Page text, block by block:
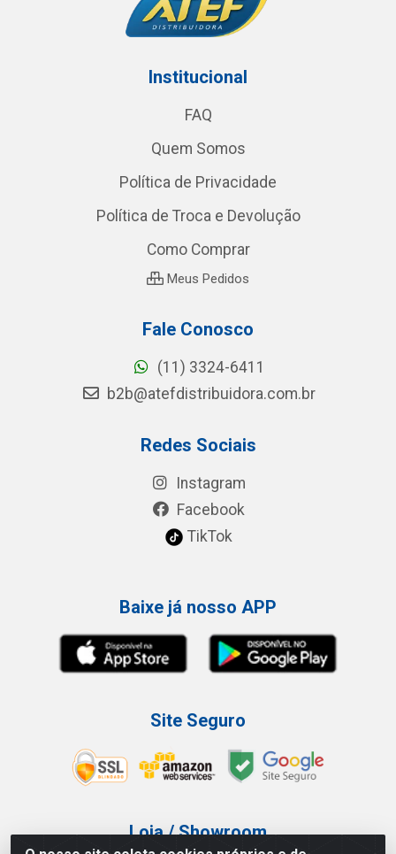
Institucional
FAQ
Quem Somos
Política de Privacidade
Política de Troca e Devolução
Como Comprar
Meus Pedidos
Fale Conosco
(11) 3324-6411
b2b@atefdistribuidora.com.br
Redes Sociais
Instagram
Facebook
TikTok
Baixe já nosso APP
Site Seguro
Loja / Showroom